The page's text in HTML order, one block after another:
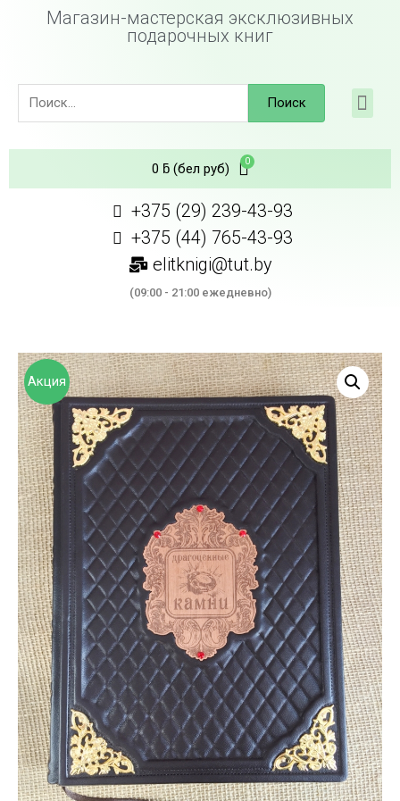
Магазин-мастерская эксклюзивных
подарочных книг
Поиск
0 ƃ(бел руб)
+375 (29) 239-43-93
+375 (44) 765-43-93
elitknigi@tut.by
(09:00 - 21:00 ежедневно)
Акция